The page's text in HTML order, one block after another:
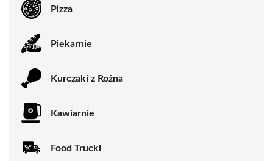
Pizza
Piekarnie
Kurczaki z Rożna
Kawiarnie
Food Trucki